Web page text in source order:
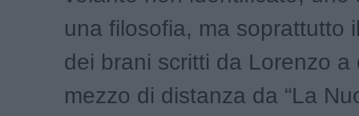
una filosofia, ma soprattutto
dei brani scritti da Lorenzo a
mezzo di distanza da “La